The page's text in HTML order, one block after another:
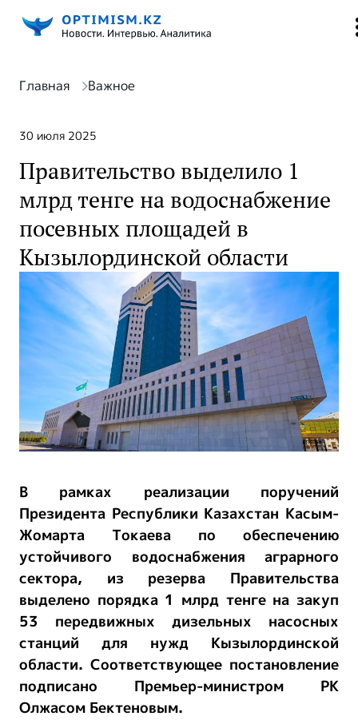
Главная Важное
30 июля 2025
Правительство выделило 1
млрд тенге на водоснабжение
посевных площадей в
Кызылординской области
В рамках реализации поручений
Президента Республики Казахстан Касым-
Жомарта Токаева по обеспечению
устойчивого водоснабжения аграрного
сектора, из резерва Правительства
выделено порядка 1 млрд тенге на закуп
53 передвижных дизельных насосных
станций для нужд Кызылординской
области. Соответствующее постановление
подписано Премьер-министром РК
Олжасом Бектеновым.